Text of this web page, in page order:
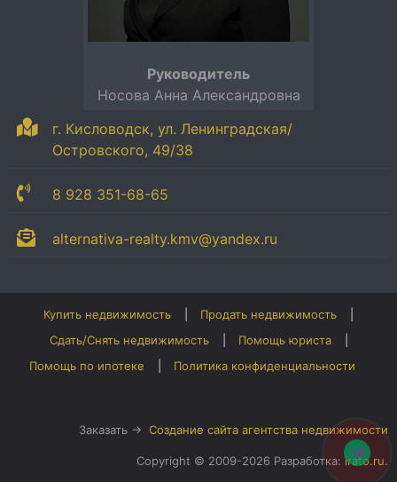
г. Кисловодск, ул. Ленинградская/
Островского, 49/38
8 928 351-68-65
alternativa-realty.kmv@yandex.ru
Руководитель
Носова Анна Александровна
Купить недвижимость
Продать недвижимость
Сдать/Снять недвижимость
Помощь юриста
Помощь по ипотеке
Политика конфиденциальности
Заказать → Создание сайта агентства недвижимости
Copyright © 2009-2026 Разработка:irato.ru.